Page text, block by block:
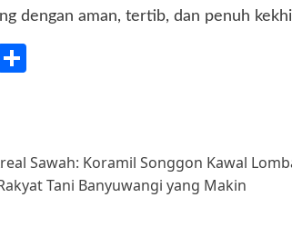
dengan aman, tertib, dan penuh
Line
Sawah: Koramil Songgon Kawal
Tani Banyuwangi yang Makin